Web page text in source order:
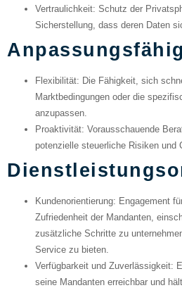
Vertraulichkeit: Schutz der
Sicherstellung, dass deren Daten
Flexibilität: Die Fähigkeit, sich
Marktbedingungen oder die
anzupassen.
Proaktivität: Vorausschauende
potenzielle steuerliche Risiken und
Kundenorientierung: Engagement
Zufriedenheit der Mandanten,
zusätzliche Schritte zu
Service zu bieten.
Verfügbarkeit und Zuverlässigkeit:
seine Mandanten erreichbar und